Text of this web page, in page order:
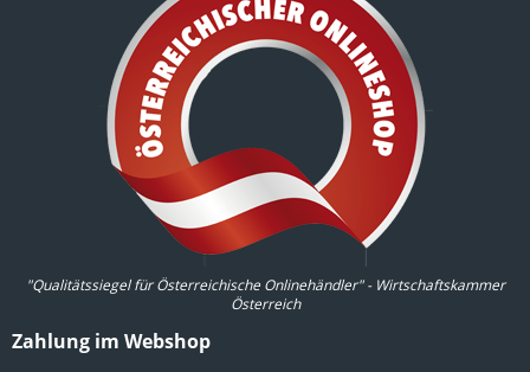
"Qualitätssiegel für Österreichische Onlinehändler" - Wirtschaftskammer
Österreich
Zahlung im Webshop